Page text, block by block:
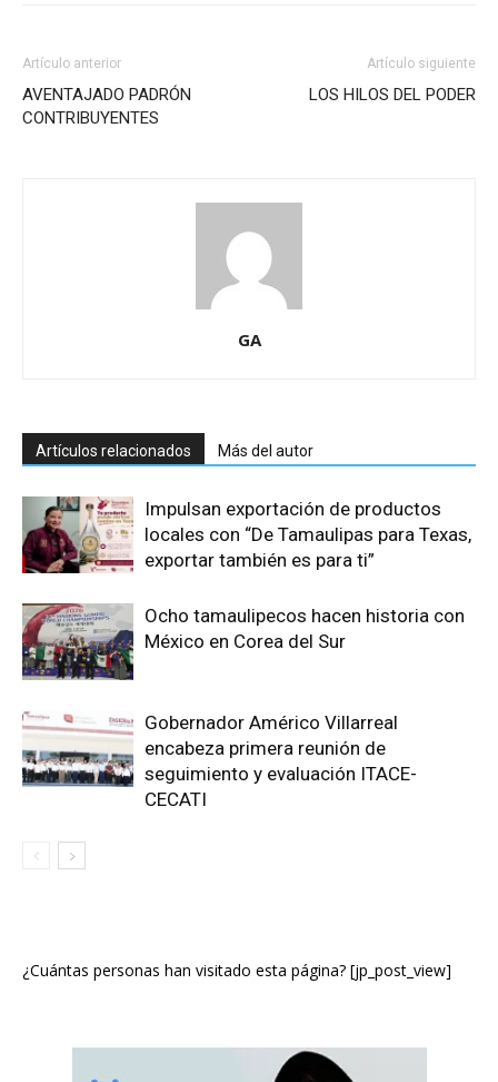
Artículo anterior
AVENTAJADO PADRÓN
CONTRIBUYENTES
Artículo siguiente
LOS HILOS DEL PODER
GA
Artículos relacionados Más del autor
Impulsan exportación de productos
locales con “De Tamaulipas para Texas,
exportar también es para ti”
Ocho tamaulipecos hacen historia con
México en Corea del Sur
Gobernador Américo Villarreal
encabeza primera reunión de
seguimiento y evaluación ITACE-
CECATI
¿Cuántas personas han visitado esta página? [jp_post_view]